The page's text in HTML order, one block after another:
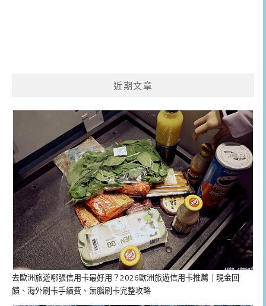
近期文章
去歐洲旅遊哪張信用卡最好用？2026歐洲旅遊信用卡推薦｜現金回
饋、海外刷卡手續費、無腦刷卡完整攻略